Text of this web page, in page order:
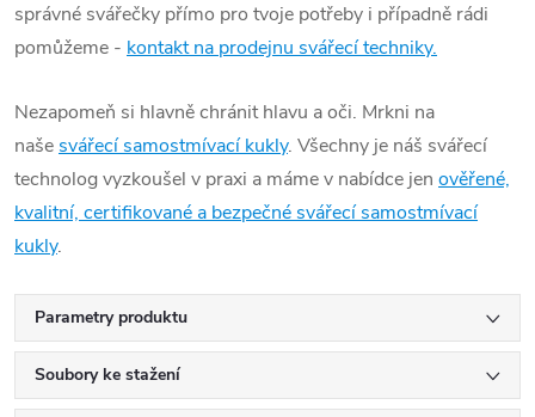
správné svářečky přímo pro tvoje potřeby i případně rádi
pomůžeme - kontakt na prodejnu svářecí techniky.
Nezapomeň si hlavně chránit hlavu a oči. Mrkni na
našesvářecí samostmívací kukly. Všechny je náš svářecí
technolog vyzkoušel v praxi a máme v nabídce jen ověřené,
kvalitní, certifikované a bezpečné svářecí samostmívací
kukly.
Parametry produktu
Soubory ke stažení